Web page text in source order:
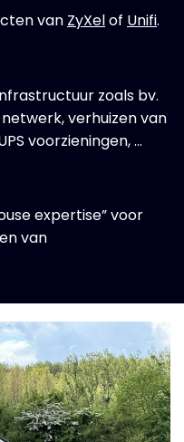
van ZyXelof Unifi.
zoals bv.
verhuizen van
voorzieningen, …
expertise” voor
van